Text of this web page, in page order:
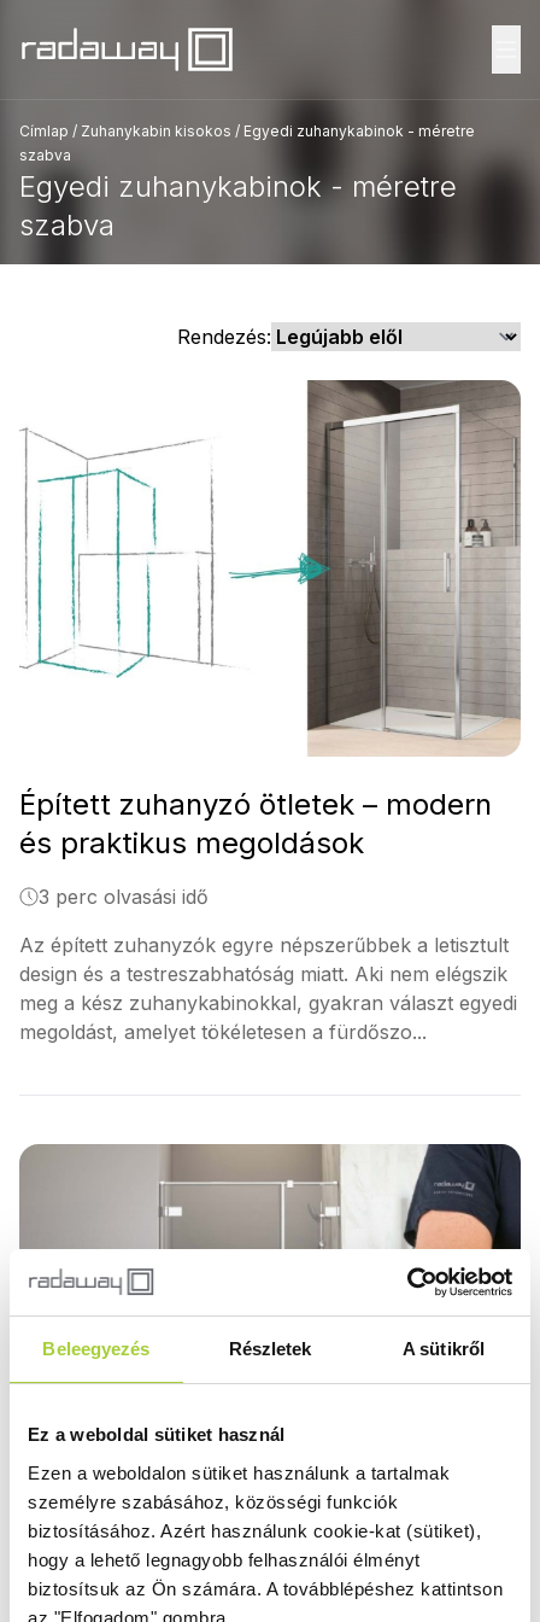
Beleegyezés Részletek A sütikről
Ez a weboldal sütiket használ
Ezen a weboldalon sütiket használunk a tartalmak
személyre szabásához, közösségi funkciók
biztosításához. Azért használunk cookie-kat (sütiket),
hogy a lehető legnagyobb felhasználói élményt
biztosítsuk az Ön számára. A továbblépéshez kattintson
az "Elfogadom" gombra
Címlap / Zuhanykabin kisokos / Egyedi zuhanykabinok - méretre
szabva
Egyedi zuhanykabinok - méretre
szabva
Rendezés:
Épített zuhanyzó ötletek – modern
és praktikus megoldások
3 perc olvasási idő
Az épített zuhanyzók egyre népszerűbbek a letisztult
design és a testreszabhatóság miatt. Aki nem elégszik
meg a kész zuhanykabinokkal, gyakran választ egyedi
megoldást, amelyet tökéletesen a fürdőszo...
Egyedi méretre szabva – mi
megjavítjuk azt, amit más elszabott!